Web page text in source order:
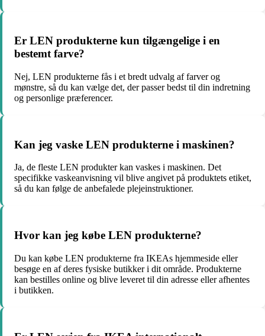
Er LEN produkterne kun tilgængelige i en
bestemt farve?
Nej, LEN produkterne fås i et bredt udvalg af farver og
mønstre, så du kan vælge det, der passer bedst til din indretning
og personlige præferencer.
Kan jeg vaske LEN produkterne i maskinen?
Ja, de fleste LEN produkter kan vaskes i maskinen. Det
specifikke vaskeanvisning vil blive angivet på produktets etiket,
så du kan følge de anbefalede plejeinstruktioner.
Hvor kan jeg købe LEN produkterne?
Du kan købe LEN produkterne fra IKEAs hjemmeside eller
besøge en af deres fysiske butikker i dit område. Produkterne
kan bestilles online og blive leveret til din adresse eller afhentes
i butikken.